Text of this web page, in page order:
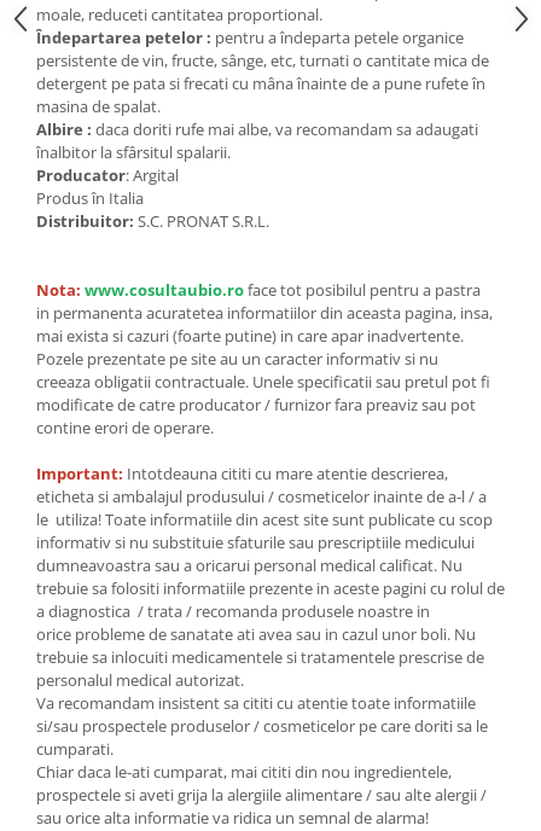
moale, reduceti cantitatea proportional.
Îndepartarea petelor : pentru a îndeparta petele organice
persistente de vin, fructe, sânge, etc, turnati o cantitate mica de
detergent pe pata si frecati cu mâna înainte de a pune rufete în
masina de spalat.
Albire : daca doriti rufe mai albe, va recomandam sa adaugati
înalbitor la sfârsitul spalarii.
Producator: Argital
Produs în Italia
Distribuitor: S.C. PRONAT S.R.L.
Nota: www.cosultaubio.roface tot posibilul pentru a pastra
in permanenta acuratetea informatiilor din aceasta pagina, insa,
mai exista si cazuri (foarte putine) in care apar inadvertente.
Pozele prezentate pe site au un caracter informativ si nu
creeaza obligatii contractuale. Unele specificatii sau pretul pot fi
modificate de catre producator / furnizor fara preaviz sau pot
contine erori de operare.
Important: Intotdeauna cititi cu mare atentie descrierea,
eticheta si ambalajul produsului / cosmeticelor inainte de a-l / a
le utiliza! Toate informatiile din acest site sunt publicate cu scop
informativ si nu substituie sfaturile sau prescriptiile medicului
dumneavoastra sau a oricarui personal medical calificat. Nu
trebuie sa folositi informatiile prezente in aceste pagini cu rolul de
a diagnostica / trata / recomanda produsele noastre in
orice probleme de sanatate ati avea sau in cazul unor boli. Nu
trebuie sa inlocuiti medicamentele si tratamentele prescrise de
personalul medical autorizat.
Va recomandam insistent sa cititi cu atentie toate informatiile
si/sau prospectele produselor / cosmeticelor pe care doriti sa le
cumparati.
Chiar daca le-ati cumparat, mai cititi din nou ingredientele,
prospectele si aveti grija la alergiile alimentare / sau alte alergii /
sau orice alta informatie va ridica un semnal de alarma!